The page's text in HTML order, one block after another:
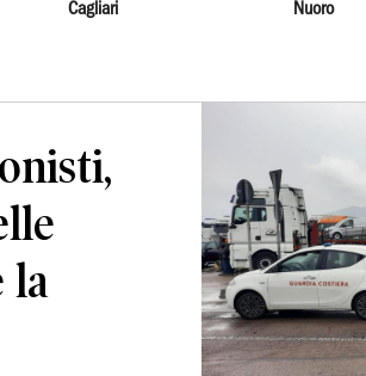
Cagliari Nuoro
la